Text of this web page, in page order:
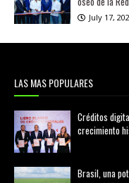
July 17,
LAS MAS POPULARES
Créditos
crecimiento
Brasil, una